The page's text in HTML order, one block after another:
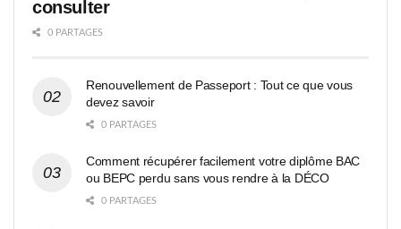
consulter
0 PARTAGES
Renouvellement de Passeport : Tout ce que vous
devez savoir
0 PARTAGES
Comment récupérer facilement votre diplôme BAC
ou BEPC perdu sans vous rendre à la DÉCO
0 PARTAGES